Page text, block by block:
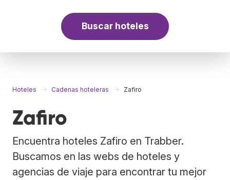
Buscar hoteles
Hoteles Cadenas hoteleras Zafiro
Zafiro
Encuentra hoteles Zafiro en Trabber.
Buscamos en las webs de hoteles y
agencias de viaje para encontrar tu mejor